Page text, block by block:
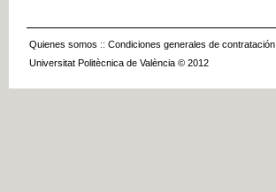
Quienes somos :: Condiciones generales de contratación
Universitat Politècnica de València © 2012